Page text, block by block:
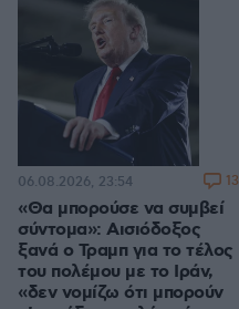
«Θα μπορούσε να συμβεί
σύντομα»: Αισιόδοξος
ξανά ο Τραμπ για το τέλος
του πολέμου με το Ιράν,
«δεν νομίζω ότι μπορούν
06.08.2026, 23:54 13